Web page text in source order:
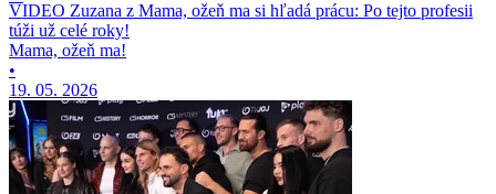
VIDEO Zuzana z Mama, ožeň ma si hľadá prácu: Po tejto profesii
túži už celé roky!
Mama, ožeň ma!
•
19. 05. 2026